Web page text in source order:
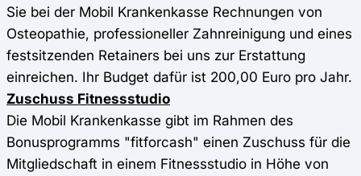
Sie bei der Mobil Krankenkasse Rechnungen von
Osteopathie, professioneller Zahnreinigung und eines
festsitzenden Retainers bei uns zur Erstattung
einreichen. Ihr Budget dafür ist 200,00 Euro pro Jahr.
Zuschuss Fitnessstudio
Die Mobil Krankenkasse gibt im Rahmen des
Bonusprogramms "fitforcash" einen Zuschuss für die
Mitgliedschaft in einem Fitnessstudio in Höhe von